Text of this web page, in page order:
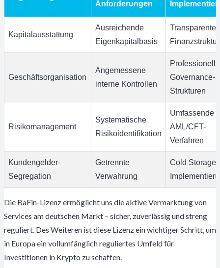
Anforderungen
Kapitalausstattung
Ausreichende
Eigenkapitalbasis
Transparente
Finanzstruktur
Geschäftsorganisation
Angemessene
interne Kontrollen
Professionelle
Governance-
Strukturen
Risikomanagement
Systematische
Risikoidentifikation
Umfassende
AML/CFT-
Verfahren
Kundengelder-
Segregation
Getrennte
Verwahrung
Cold Storage-
Die BaFin-Lizenz ermöglicht uns die aktive Vermarktung von
Services am deutschen Markt – sicher, zuverlässig und streng
reguliert. Des Weiteren ist diese Lizenz ein wichtiger Schritt, um
in Europa ein vollumfänglich reguliertes Umfeld für
Investitionen in Krypto zu schaffen.